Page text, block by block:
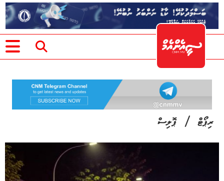
ރިޕޯޓް/ ޕޮލިސް